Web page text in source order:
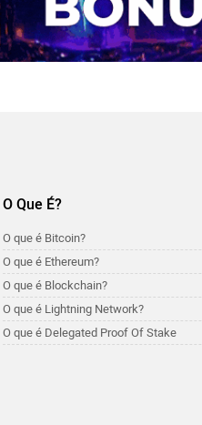
O Que É?
O que é Bitcoin?
O que é Ethereum?
O que é Blockchain?
O que é Lightning Network?
O que é Delegated Proof Of Stake